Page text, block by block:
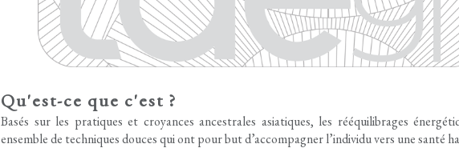
Qu'est-ce que c'est ?
Basés sur les pratiques et croyances ancestrales asiatiques, les rééquilibrages
ensemble de techniques douces qui ont pour but d’accompagner l’individu vers une santé